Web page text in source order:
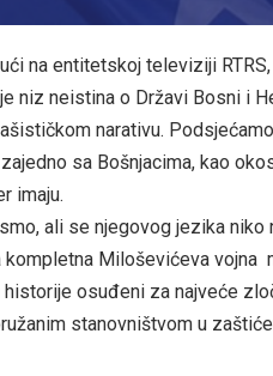
na entitetskoj televiziji
niz neistina o Državi Bosni i
narativu.
sa Bošnjacima, kao
imaju.
ali se njegovog jezika niko
Miloševićeva vojna
osuđeni za najveće
stanovništvom u